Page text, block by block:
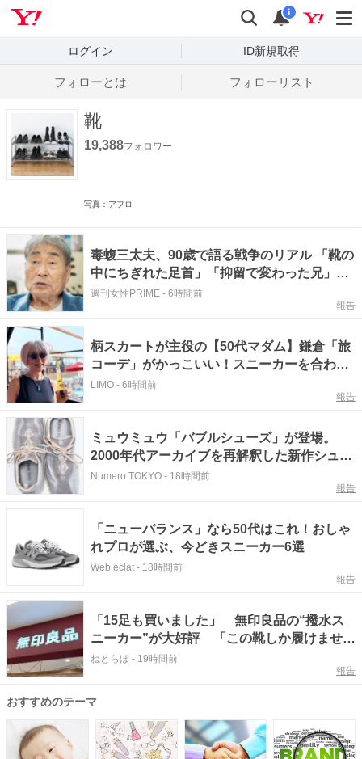
検索
通知
i
ログイン ID新規取得
フォローとは フォローリスト
靴
19,388フォロワー
写真：アフロ
毒蝮三太夫、90歳で語る戦争のリアル 「靴の
中にちぎれた足首」「抑留で変わった兄」…
終戦後も続いた悲劇
週刊女性PRIME - 6時間前
報告
柄スカートが主役の【50代マダム】鎌倉「旅
コーデ」がかっこいい！スニーカーを合わせ
た“大人のリラックススタイル”が素敵
LIMO - 6時間前
報告
ミュウミュウ「バブルシューズ」が登場。
2000年代アーカイブを再解釈した新作シュー
ズ
Numero TOKYO - 18時間前
報告
「ニューバランス」なら50代はこれ！おしゃ
れプロが選ぶ、今どきスニーカー6選
Web eclat - 18時間前
報告
「15足も買いました」 無印良品の“撥水ス
ニーカー”が大好評 「この靴しか履けませ
ん」「本当に疲れにくい」「一生買い続けま
ねとらぼ- 19時間前
報告
おすすめのテーマ